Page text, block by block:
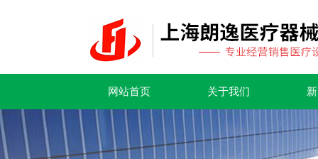
网站首页 关于我们